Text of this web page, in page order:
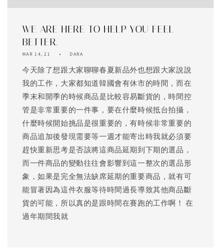
WE ARE HERE TO HELP YOU FEEL
BETTER.
MAR 14, 21 DARA
今天除了想跟大家聊聊春夏新品外也想跟大家說說
我的工作，大家都知道韓國會有休市的時間，而在
季末和開季的時候商品是比較容易斷貨的，時間控
管是非常重要的一件事，要在什麼時候抵台拍攝，
什麼時候開始挑品是很重要的，有時候非常重要的
商品追加後發現需要等一週才能寄出時我就必須要
趕快重新思考是否該將這商品延期到下期的選品，
而一件商品的變動往往會影響到這一整次的選品形
象，如果是完全無法缺席延期的重要商品，就有可
能冒著因為這件衣服等待時間過長導致其他商品斷
貨的可能，所以真的是跟時間在賽跑的工作啊！ 在
過年期間我就